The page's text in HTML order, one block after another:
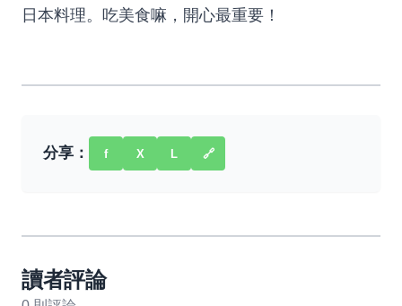
日本料理。吃美食嘛，開心最重要！
分享： f X L 🔗
讀者評論